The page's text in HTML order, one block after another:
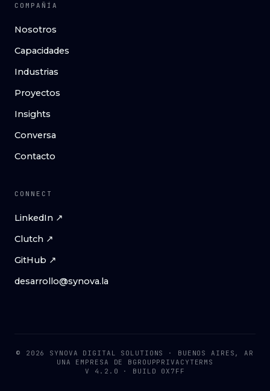
COMPAÑÍA
Nosotros
Capacidades
Industrias
Proyectos
Insights
Conversa
Contacto
CONNECT
LinkedIn ↗
Clutch ↗
GitHub ↗
desarrollo@synova.la
© 2026 SYNOVA DIGITAL SOLUTIONS · BUENOS AIRES, AR
UNA EMPRESA DE
BGROUPPRIVACY TERMS
V 4.2.0 · BUILD 0X7FF